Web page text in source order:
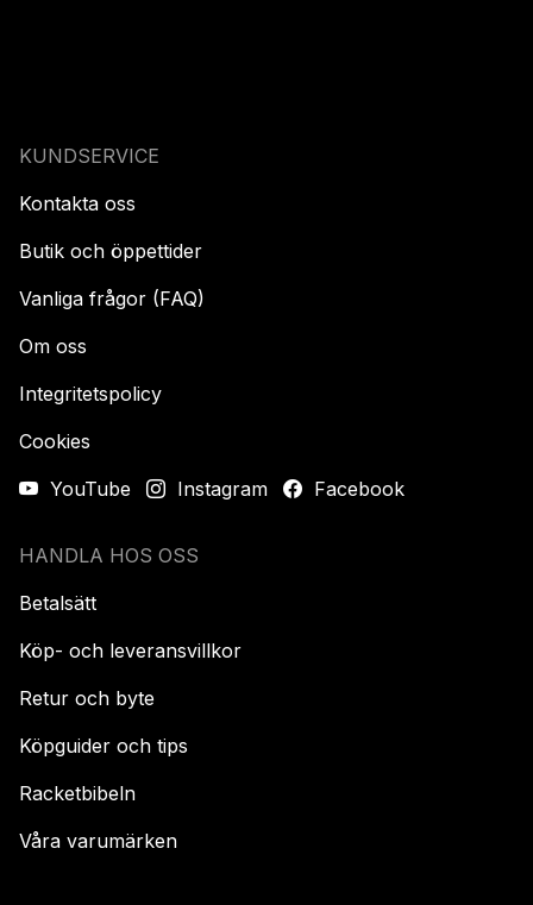
KUNDSERVICE
Kontakta oss
Butik och öppettider
Vanliga frågor (FAQ)
Om oss
Integritetspolicy
Cookies
YouTube
Instagram Facebook
HANDLA HOS OSS
Betalsätt
Köp- och leveransvillkor
Retur och byte
Köpguider och tips
Racketbibeln
Våra varumärken